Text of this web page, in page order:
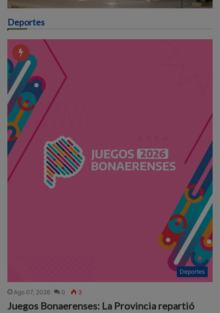
Deportes
Deportes
Ago 07, 2026 0 3
Juegos Bonaerenses: La Provincia repartió